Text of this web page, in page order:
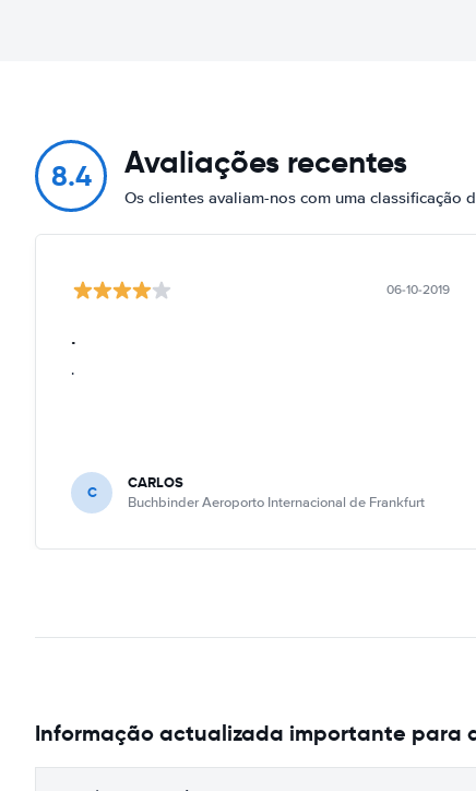
8.4 Avaliações recentes
Os clientes avaliam-nos com uma classificação
06-10-2019
.
.
C CARLOS
Buchbinder Aeroporto Internacional de Frankfurt
Informação actualizada importante para